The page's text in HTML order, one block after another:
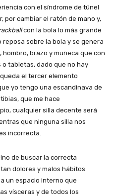
con el síndrome de túnel
por cambiar el ratón de mano y,
con la bola lo más grande
reposa sobre la bola y se genera
brazo y muñeca que con
tabletas, dado que no hay
el tercer elemento
yo tengo una escandinava de
que me hace
cualquier silla decente será
que ninguna silla nos
incorrecta.
de buscar la correcta
dolores y malos hábitos
un espacio interno que
vísceras y de todos los